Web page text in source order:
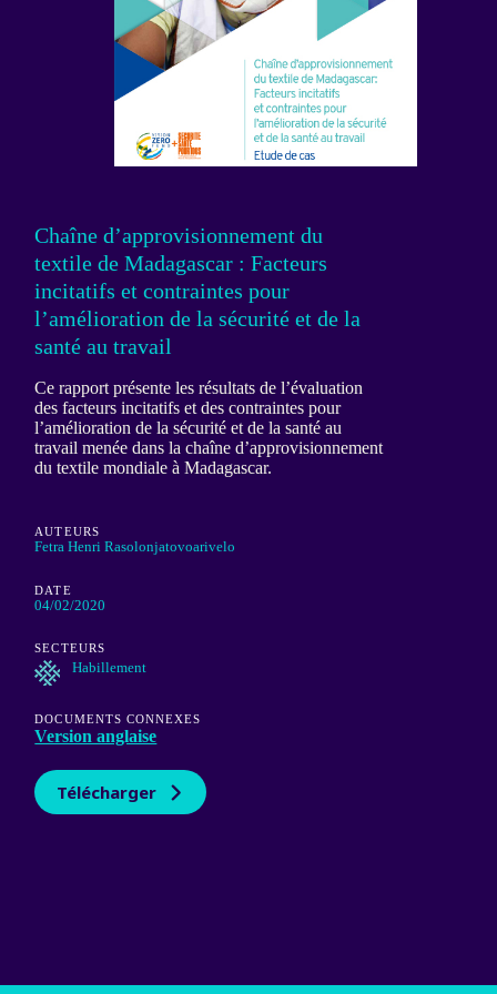
Chaîne d’approvisionnement du
textile de Madagascar : Facteurs
incitatifs et contraintes pour
l’amélioration de la sécurité et de la
santé au travail
Ce rapport présente les résultats de l’évaluation
des facteurs incitatifs et des contraintes pour
l’amélioration de la sécurité et de la santé au
travail menée dans la chaîne d’approvisionnement
du textile mondiale à Madagascar.
AUTEURS
Fetra Henri Rasolonjatovoarivelo
DATE
04/02/2020
SECTEURS
Habillement
DOCUMENTS CONNEXES
Version anglaise
Télécharger